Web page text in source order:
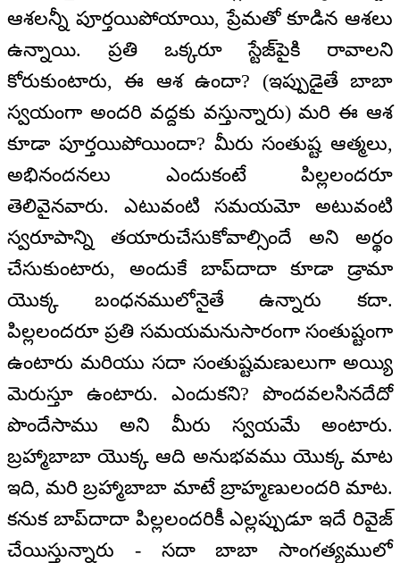
ఆశలన్నీ పూర్తయిపోయాయి, ప్రేమతో కూడిన ఆశలు
ఉన్నాయి. ప్రతి ఒక్కరూ స్టేజ్‌పైకి రావాలని
కోరుకుంటారు, ఈ ఆశ ఉందా? (ఇప్పుడైతే బాబా
స్వయంగా అందరి వద్దకు వస్తున్నారు) మరి ఈ ఆశ
కూడా పూర్తయిపోయిందా? మీరు సంతుష్ట ఆత్మలు,
అభినందనలు ఎందుకంటే పిల్లలందరూ
తెలివైనవారు. ఎటువంటి సమయమో అటువంటి
స్వరూపాన్ని తయారుచేసుకోవాల్సిందే అని అర్థం
చేసుకుంటారు, అందుకే బాప్‌‌దాదా కూడా డ్రామా
యొక్క బంధనములోనైతే ఉన్నారు కదా.
పిల్లలందరూ ప్రతి సమయమనుసారంగా సంతుష్టంగా
ఉంటారు మరియు సదా సంతుష్టమణులుగా అయ్యి
మెరుస్తూ ఉంటారు. ఎందుకని? పొందవలసినదేదో
పొందేసాము అని మీరు స్వయమే అంటారు.
బ్రహ్మాబాబా యొక్క ఆది అనుభవము యొక్క మాట
ఇది, మరి బ్రహ్మాబాబా మాటే బ్రాహ్మణులందరి మాట.
కనుక బాప్‌‌దాదా పిల్లలందరికీ ఎల్లప్పుడూ ఇదే రివైజ్
చేయిస్తున్నారు - సదా బాబా సాంగత్యములో